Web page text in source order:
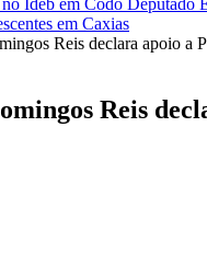
no Ideb em Codó Deputado
em Caxias
Reis declara apoio a
Reis